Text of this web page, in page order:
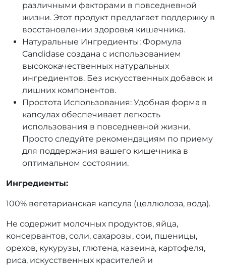
различными факторами в повседневной
жизни. Этот продукт предлагает поддержку в
восстановлении здоровья кишечника.
Натуральные Ингредиенты: Формула
Candidase создана с использованием
высококачественных натуральных
ингредиентов. Без искусственных добавок и
лишних компонентов.
Простота Использования: Удобная форма в
капсулах обеспечивает легкость
использования в повседневной жизни.
Просто следуйте рекомендациям по приему
для поддержания вашего кишечника в
оптимальном состоянии.
Ингредиенты:
100% вегетарианская капсула (целлюлоза, вода).
Не содержит молочных продуктов, яйца,
консервантов, соли, сахарозы, сои, пшеницы,
орехов, кукурузы, глютена, казеина, картофеля,
риса, искусственных красителей и